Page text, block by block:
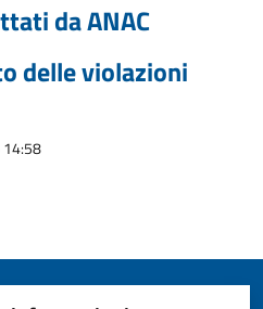
da ANAC
delle violazioni